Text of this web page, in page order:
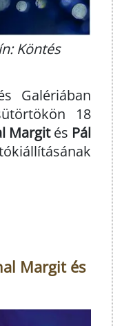
Köntés
Galériában
18
Margités Pál
Margit és